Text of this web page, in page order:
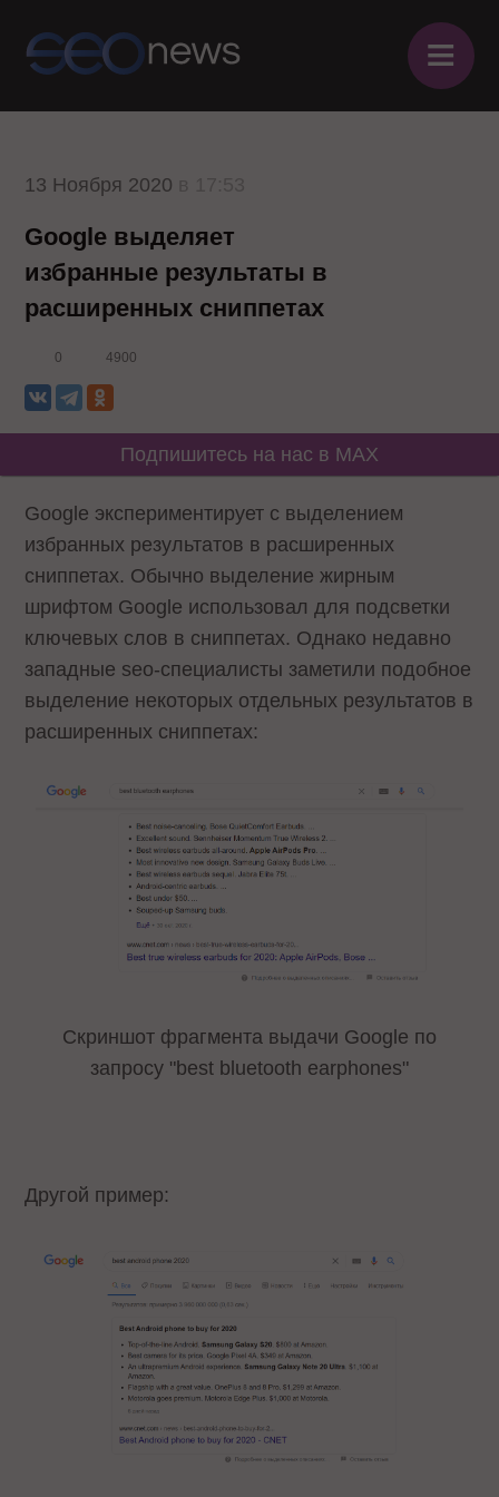
≡
13 Ноября 2020
Google выделяет
избранные результаты в
расширенных сниппетах
0 4900
Подпишитесь на нас в MAX
Google экспериментирует с выделением
избранных результатов в расширенных
сниппетах. Обычно выделение жирным
шрифтом Google использовал для подсветки
ключевых слов в сниппетах. Однако недавно
западные seo-специалисты заметили подобное
выделение некоторых отдельных результатов в
расширенных сниппетах:
Скриншот фрагмента выдачи Google по
запросу "best bluetooth earphones"
Другой пример: